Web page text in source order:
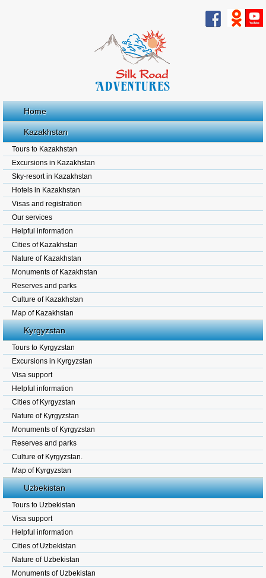
Home
Kazakhstan
Tours to Kazakhstan
Excursions in Kazakhstan
Sky-resort in Kazakhstan
Hotels in Kazakhstan
Visas and registration
Our services
Helpful information
Cities of Kazakhstan
Nature of Kazakhstan
Monuments of Kazakhstan
Reserves and parks
Culture of Kazakhstan
Map of Kazakhstan
Kyrgyzstan
Tours to Kyrgyzstan
Excursions in Kyrgyzstan
Visa support
Helpful information
Cities of Kyrgyzstan
Nature of Kyrgyzstan
Monuments of Kyrgyzstan
Reserves and parks
Culture of Kyrgyzstan.
Map of Kyrgyzstan
Uzbekistan
Tours to Uzbekistan
Visa support
Helpful information
Cities of Uzbekistan
Nature of Uzbekistan
Monuments of Uzbekistan